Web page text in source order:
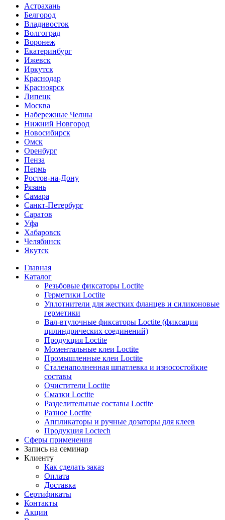
Астрахань
Белгород
Владивосток
Волгоград
Воронеж
Екатеринбург
Ижевск
Иркутск
Краснодар
Красноярск
Липецк
Москва
Набережные Челны
Нижний Новгород
Новосибирск
Омск
Оренбург
Пенза
Пермь
Ростов-на-Дону
Рязань
Самара
Санкт-Петербург
Саратов
Уфа
Хабаровск
Челябинск
Якутск
Главная
Каталог
Резьбовые фиксаторы Loctite
Герметики Loctite
Уплотнители для жестких фланцев и силиконовые
герметики
Вал-втулочные фиксаторы Loctite (фиксация
цилиндрических соединений)
Продукция Loctite
Моментальные клеи Loctite
Промышленные клеи Loctite
Сталенаполненная шпатлевка и износостойкие
составы
Очистители Loctite
Смазки Loctite
Разделительные составы Loctite
Разное Loctite
Аппликаторы и ручные дозаторы для клеев
Продукция Loctech
Сферы применения
Запись на семинар
Клиенту
Как сделать заказ
Оплата
Доставка
Сертификаты
Контакты
Акции